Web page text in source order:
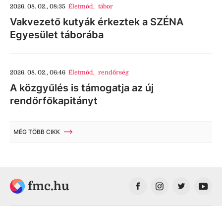
2026. 08. 02., 08:35 Életmód, tábor
Vakvezető kutyák érkeztek a SZÉNA
Egyesület táborába
2026. 08. 02., 06:46 Életmód, rendőrség
A közgyűlés is támogatja az új
rendőrfőkapitányt
MÉG TÖBB CIKK
fmc.hu